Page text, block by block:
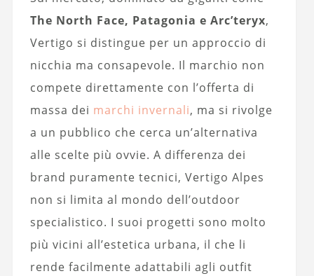
The North Face, Patagonia e Arc’teryx,
Vertigo si distingue per un approccio di
nicchia ma consapevole. Il marchio non
compete direttamente con l’offerta di
massa dei marchi invernali, ma si rivolge
a un pubblico che cerca un’alternativa
alle scelte più ovvie. A differenza dei
brand puramente tecnici, Vertigo Alpes
non si limita al mondo dell’outdoor
specialistico. I suoi progetti sono molto
più vicini all’estetica urbana, il che li
rende facilmente adattabili agli outfit